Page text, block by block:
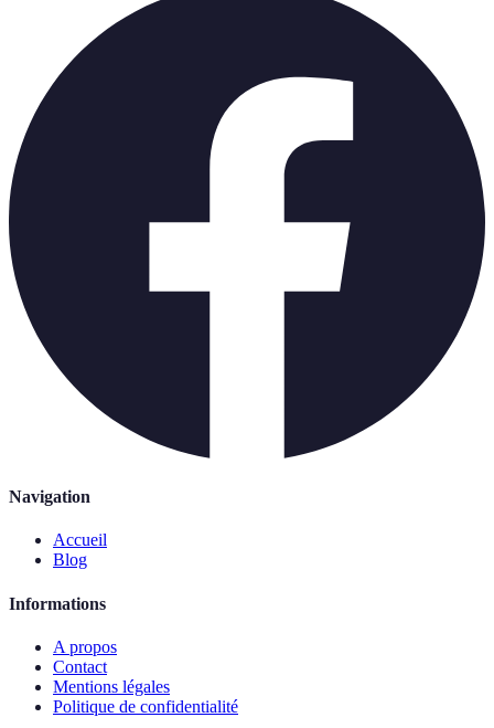
Navigation
Accueil
Blog
Informations
A propos
Contact
Mentions légales
Politique de confidentialité